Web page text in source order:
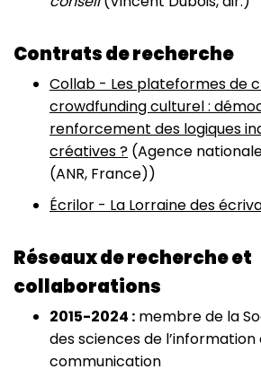
Contrats de recherche
Collab - Les plateformes de
crowdfunding culturel :
renforcement des logiques
créatives ? (Agence
(ANR, France))
Écrilor - La Lorraine des
Réseaux de recherche et
collaborations
2015-2024 : membre de la
des sciences de
communication